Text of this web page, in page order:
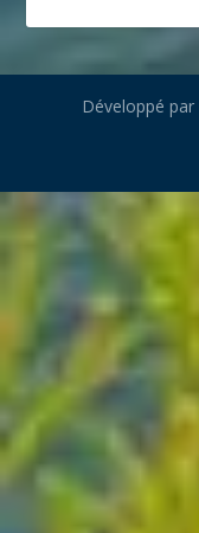
Développé par